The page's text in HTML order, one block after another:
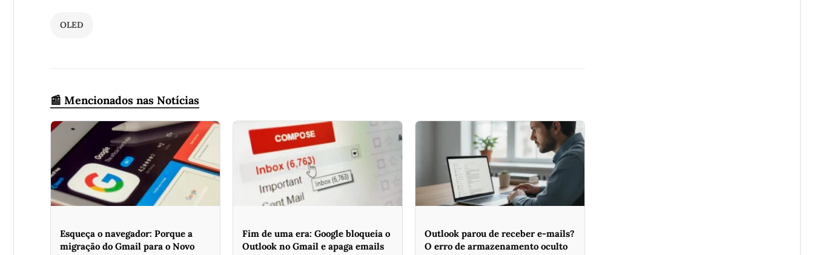
OLED
📰 Mencionados nas Notícias
Esqueça o navegador: Porque a
migração do Gmail para o Novo
Fim de uma era: Google bloqueia o
Outlook no Gmail e apaga emails
Outlook parou de receber e-mails?
O erro de armazenamento oculto